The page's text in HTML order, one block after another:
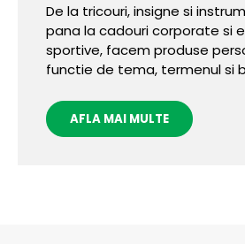
De la tricouri, insigne si
pana la cadouri corporate si
sportive, facem produse
functie de tema, termenul si
AFLA MAI MULTE